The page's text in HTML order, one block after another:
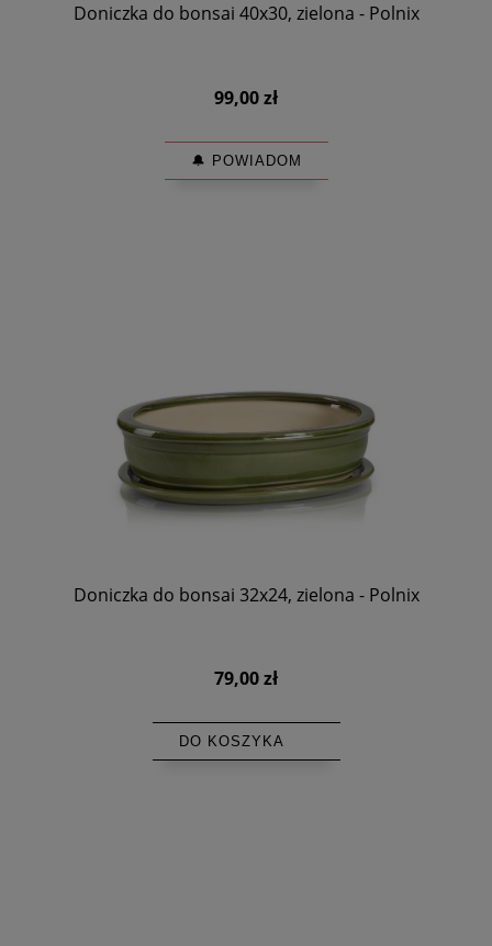
Doniczka do bonsai 40x30, zielona - Polnix
99,00 zł
🔔 POWIADOM
Doniczka do bonsai 32x24, zielona - Polnix
79,00 zł
DO KOSZYKA